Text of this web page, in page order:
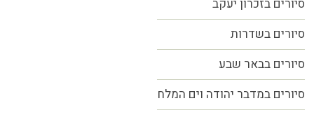
סיורים בזכרון יעקב
סיורים בשדרות
סיורים בבאר שבע
סיורים במדבר יהודה וים המלח